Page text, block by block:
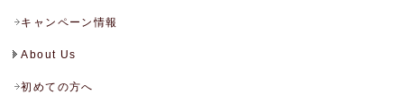
キャンペーン情報
About Us
初めての方へ